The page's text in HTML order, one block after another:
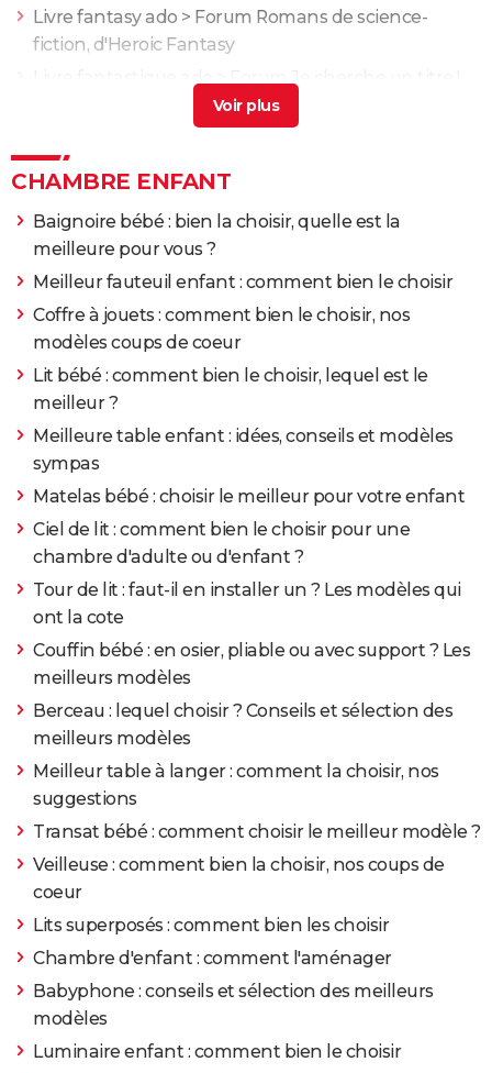
Livre fantasy ado > Forum Romans de science-
fiction, d'Heroic Fantasy
Forum Je cherche un titre !
CHAMBRE ENFANT
Baignoire bébé : bien la choisir, quelle est la
meilleure pour vous ?
Meilleur fauteuil enfant : comment bien le choisir
Coffre à jouets : comment bien le choisir, nos
modèles coups de coeur
Lit bébé : comment bien le choisir, lequel est le
meilleur ?
Meilleure table enfant : idées, conseils et modèles
sympas
Matelas bébé : choisir le meilleur pour votre enfant
Ciel de lit : comment bien le choisir pour une
chambre d'adulte ou d'enfant ?
Tour de lit : faut-il en installer un ? Les modèles qui
ont la cote
Couffin bébé : en osier, pliable ou avec support ? Les
meilleurs modèles
Berceau : lequel choisir ? Conseils et sélection des
meilleurs modèles
Meilleur table à langer : comment la choisir, nos
suggestions
Transat bébé : comment choisir le meilleur modèle ?
Veilleuse : comment bien la choisir, nos coups de
coeur
Lits superposés : comment bien les choisir
Chambre d'enfant : comment l'aménager
Babyphone : conseils et sélection des meilleurs
modèles
Luminaire enfant : comment bien le choisir